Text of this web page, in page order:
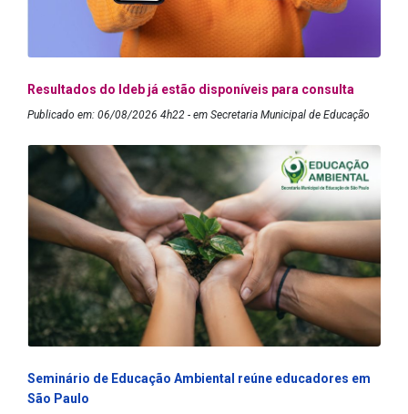
Resultados do Ideb já estão disponíveis para consulta
Publicado em: 06/08/2026 4h22 - em Secretaria Municipal de Educação
Seminário de Educação Ambiental reúne educadores em
São Paulo